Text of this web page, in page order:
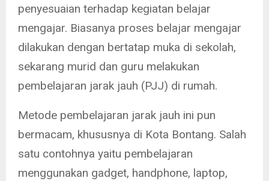
penyesuaian terhadap kegiatan belajar
mengajar. Biasanya proses belajar mengajar
dilakukan dengan bertatap muka di sekolah,
sekarang murid dan guru melakukan
pembelajaran jarak jauh (PJJ) di rumah.
Metode pembelajaran jarak jauh ini pun
bermacam, khususnya di Kota Bontang. Salah
satu contohnya yaitu pembelajaran
menggunakan gadget, handphone, laptop,